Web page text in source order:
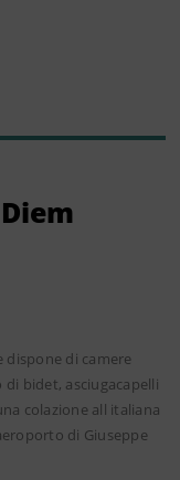
dispone di camere
bidet, asciugacapelli
colazione all italiana
di Giuseppe